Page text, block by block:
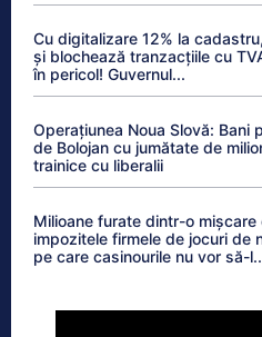
Cu digitalizare 12% la
și blochează tranzacțiile cu
în pericol! Guvernul...
Operațiunea Noua Slovă: Bani
de Bolojan cu jumătate de
trainice cu liberalii
Milioane furate dintr-o
impozitele firmele de jocuri de
pe care casinourile nu vor să-